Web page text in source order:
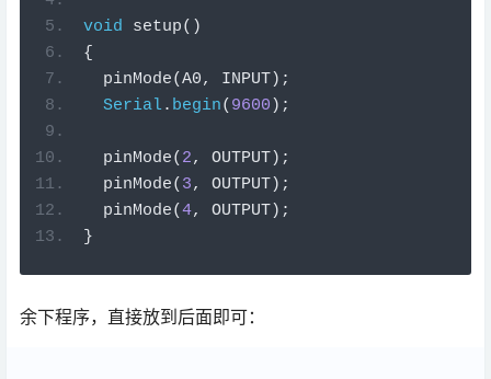
void setup()
{
  pinMode
(A0, INPUT);
Serial. begin( 9600 );
  pinMode
( 2, OUTPUT);
  pinMode
( 3, OUTPUT);
  pinMode
(4, OUTPUT);
}
余下程序，直接放到后面即可：